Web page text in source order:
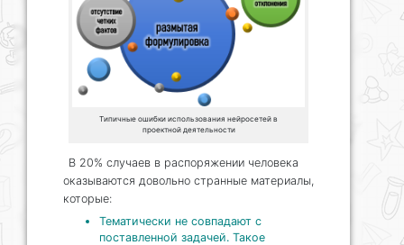
Типичные ошибки использования нейросетей в
проектной деятельности
В 20% случаев в распоряжении человека
оказываются довольно странные материалы,
которые:
Тематически не совпадают с
поставленной задачей. Такое